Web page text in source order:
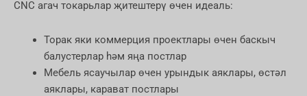
CNC агач токарьлар җитештерү өчен идеаль:
Торак яки коммерция проектлары өчен баскыч
балустерлар һәм яңа постлар
Мебель ясаучылар өчен урындык аяклары, өстәл
аяклары, карават постлары